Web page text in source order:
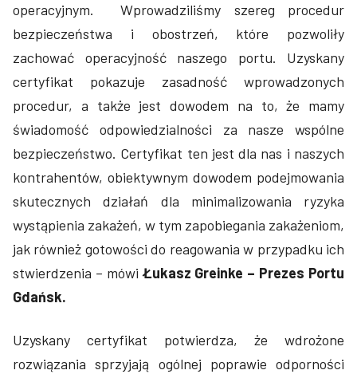
operacyjnym. Wprowadziliśmy szereg procedur
bezpieczeństwa i obostrzeń, które pozwoliły
zachować operacyjność naszego portu. Uzyskany
certyfikat pokazuje zasadność wprowadzonych
procedur, a także jest dowodem na to, że mamy
świadomość odpowiedzialności za nasze wspólne
bezpieczeństwo. Certyfikat ten jest dla nas i naszych
kontrahentów, obiektywnym dowodem podejmowania
skutecznych działań dla minimalizowania ryzyka
wystąpienia zakażeń, w tym zapobiegania zakażeniom,
jak również gotowości do reagowania w przypadku ich
stwierdzenia – mówiŁukasz Greinke – Prezes Portu
Gdańsk.
Uzyskany certyfikat potwierdza, że wdrożone
rozwiązania sprzyjają ogólnej poprawie odporności